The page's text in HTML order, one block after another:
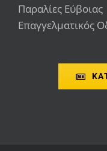
Παραλίες Εύβοιας
Επαγγελματικός